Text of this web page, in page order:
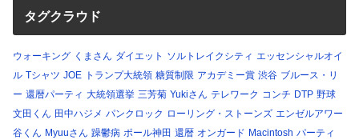
タグクラウド
ウォーキング くまさん ダイエット ソルトレイクシティ エッセンシャルオイ
ル Tシャツ JOE トランプ大統領 糖質制限 アカデミー賞 渋谷 ブルース・リ
ー 還暦パーティ 大統領選挙 三芳菊 Yukiさん テレワーク コンチ DTP 野球
文田くん 田中ハジメ パンクロック ローリング・ストーンズ エンゼルアワー
谷くん Myuuさん 躁鬱病 ポール神田 還暦 オンガード Macintosh パーティ